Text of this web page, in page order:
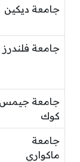
جامعة ديكين
جامعة فلندرز
جامعة جيمس
كوك
جامعة
ماكواري